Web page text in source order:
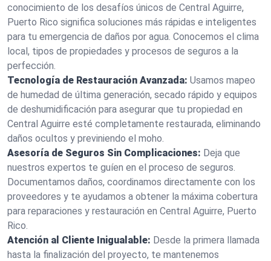
conocimiento de los desafíos únicos de Central Aguirre,
Puerto Rico significa soluciones más rápidas e inteligentes
para tu emergencia de daños por agua. Conocemos el clima
local, tipos de propiedades y procesos de seguros a la
perfección.
Tecnología de Restauración Avanzada: Usamos mapeo
de humedad de última generación, secado rápido y equipos
de deshumidificación para asegurar que tu propiedad en
Central Aguirre esté completamente restaurada, eliminando
daños ocultos y previniendo el moho.
Asesoría de Seguros Sin Complicaciones: Deja que
nuestros expertos te guíen en el proceso de seguros.
Documentamos daños, coordinamos directamente con los
proveedores y te ayudamos a obtener la máxima cobertura
para reparaciones y restauración en Central Aguirre, Puerto
Rico.
Atención al Cliente Inigualable: Desde la primera llamada
hasta la finalización del proyecto, te mantenemos